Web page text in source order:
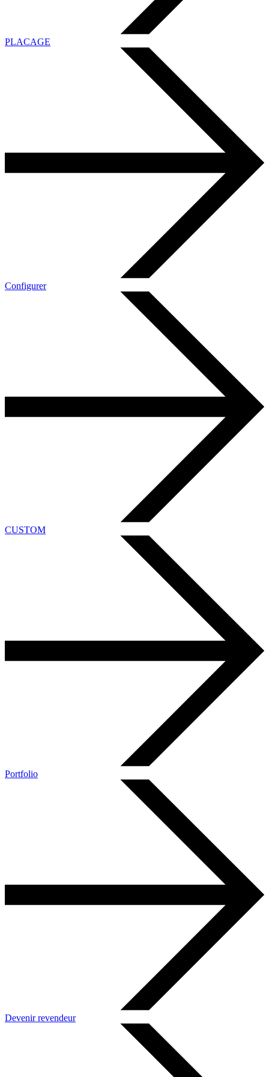
PLACAGE
Configurer
CUSTOM
Portfolio
Devenir revendeur